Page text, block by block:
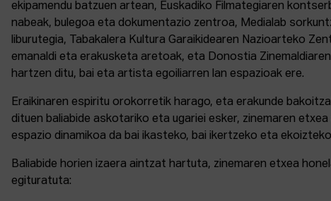
ekipamendu batzuen artean, Euskadiko Filmategiaren
nabeak, bulegoa eta dokumentazio zentroa, Medialab
liburutegia, Tabakalera Kultura Garaikidearen Nazioarteko
emanaldi eta erakusketa aretoak, eta Donostia
hartzen ditu, bai eta artista egoiliarren lan espazioak ere.
Eraikinaren espiritu orokorretik harago, eta erakunde
dituen baliabide askotariko eta ugariei esker, zinemaren etxea
espazio dinamikoa da bai ikasteko, bai ikertzeko eta
Baliabide horien izaera aintzat hartuta, zinemaren etxea
egituratuta: